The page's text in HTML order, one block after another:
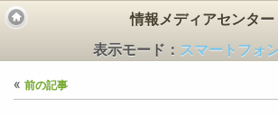
情報メディアセンター
表示モード： スマートフォ
« 前の記事